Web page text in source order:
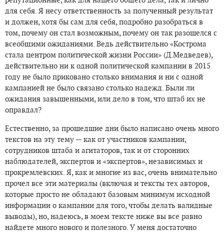
для себя. Я несу ответственность за полученный результат
и должен, хотя бы сам для себя, подробно разобраться в
том, почему он стал возможным, почему он так разошелся с
всеобщими ожиданиями. Ведь действительно «Кострома
стала центром политической жизни России» (Д.Медведев),
действительно ни к одной политической кампании в 2015
году не было приковано столько внимания и ни с одной
кампанией не было связано столько надежд. Были ли
ожидания завышенными, или дело в том, что штаб их не
оправдал?
Естественно, за прошедшие дни было написано очень много
текстов на эту тему — как от участников кампании,
сотрудников штаба и агитаторов, так и от сторонних
наблюдателей, экспертов и «экспертов», независимых и
прокремлевских. Я, как и многие из вас, очень внимательно
прочел все эти материалы (включая и тексты тех авторов,
которые просто не обладают базовым минимум исходной
информации о кампании для того, чтобы делать валидные
выводы), но, надеюсь, в моем тексте ниже вы все равно
найдете много нового и полезного. У меня достаточно